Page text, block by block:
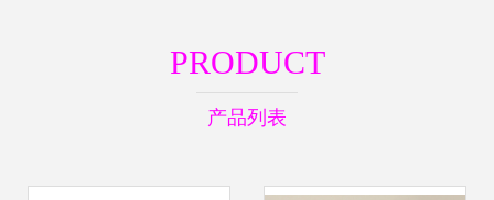
PRODUCT
产品列表